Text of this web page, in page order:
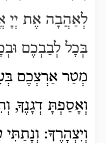
לְאַהֲבָה אֶת יְיָ
בְּכָל לְבַבְכֶם
מְטַר אַרְצְכֶם
וְאָסַפְתָּ דְגָנֶךָ,
וְיִצְהָרֶךָ: